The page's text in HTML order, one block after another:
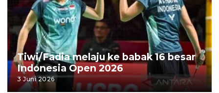
Tiwi/Fadia melaju ke babak 16 besar
Indonesia Open 2026
3 Juni 2026